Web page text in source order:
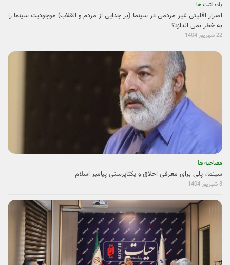
یادداشت ها
اصرار اقلیتی غیر مردمی در سینما (بر جدایی از مردم و انقلاب) موجودیت سینما را
به خطر نمی ­اندازد؟
22 شهریور 1404
مصاحبه ها
سینما، پلی برای معرفی اخلاق و یکتاپرستی پیامبر اسلام
3 شهریور 1404